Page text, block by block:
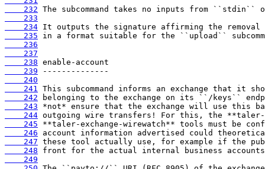
    232
    233
    234
    235
    236
    237
    238
    239
    240
    241
    242
    243
    244
    245
    246
    247
    248
    249